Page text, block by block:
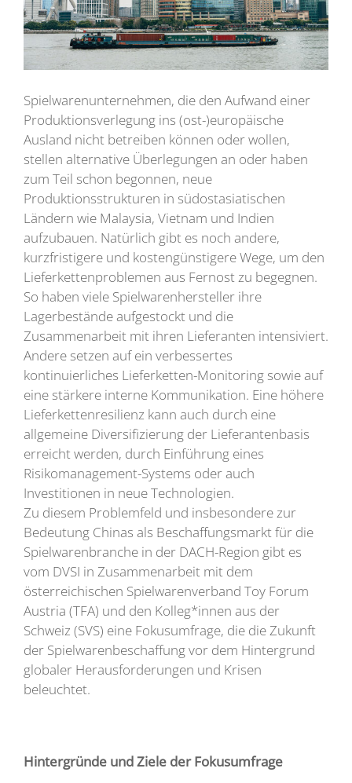
Spielwarenunternehmen, die den Aufwand einer
Produktionsverlegung ins (ost-)europäische
Ausland nicht betreiben können oder wollen,
stellen alternative Überlegungen an oder haben
zum Teil schon begonnen, neue
Produktionsstrukturen in südostasiatischen
Ländern wie Malaysia, Vietnam und Indien
aufzubauen. Natürlich gibt es noch andere,
kurzfristigere und kostengünstigere Wege, um den
Lieferkettenproblemen aus Fernost zu begegnen.
So haben viele Spielwarenhersteller ihre
Lagerbestände aufgestockt und die
Zusammenarbeit mit ihren Lieferanten intensiviert.
Andere setzen auf ein verbessertes
kontinuierliches Lieferketten-Monitoring sowie auf
eine stärkere interne Kommunikation. Eine höhere
Lieferkettenresilienz kann auch durch eine
allgemeine Diversifizierung der Lieferantenbasis
erreicht werden, durch Einführung eines
Risikomanagement-Systems oder auch
Investitionen in neue Technologien.
Zu diesem Problemfeld und insbesondere zur
Bedeutung Chinas als Beschaffungsmarkt für die
Spielwarenbranche in der DACH-Region gibt es
vom DVSI in Zusammenarbeit mit dem
österreichischen Spielwarenverband Toy Forum
Austria (TFA) und den Kolleg*innen aus der
Schweiz (SVS) eine Fokusumfrage, die die Zukunft
der Spielwarenbeschaffung vor dem Hintergrund
globaler Herausforderungen und Krisen
beleuchtet.
Hintergründe und Ziele der Fokusumfrage